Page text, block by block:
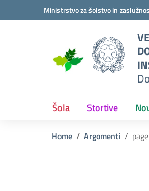
Vai ai contenuti
Vai al menu di navigazione
Ministrstvo za šolstvo in
Šola Stortive
Home Argomenti